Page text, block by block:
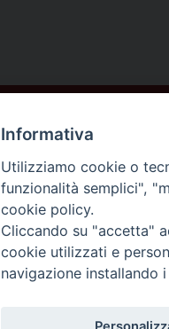
DIOCESI DI
AREZZO
Informativa
Utilizziamo cookie o
funzionalità semplici",
cookie policy.
Cliccando su "accetta"
cookie utilizzati e
navigazione installando